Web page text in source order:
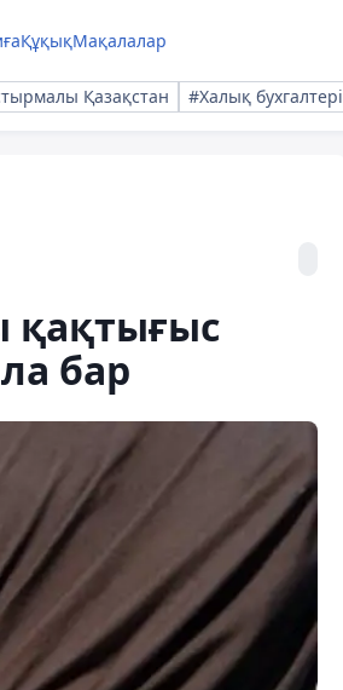
ҚұқықМақалалар
Қазақстан #Халық бухгалтері
қақтығыс
бар